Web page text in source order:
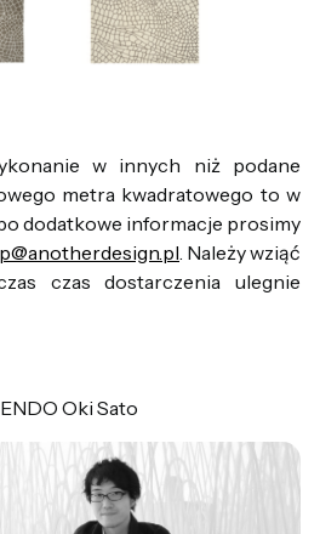
w innych niż podane
metra kwadratowego to w
dodatkowe informacje prosimy
. Należy wziąć
czas dostarczenia ulegnie
Oki Sato